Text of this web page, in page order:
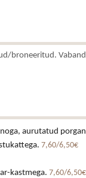
broneeritud.
aurutatud
7,60/6,50€
kastmega. 7,60/6,50€